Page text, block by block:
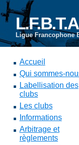
Ligue Francophone
Accueil
Qui sommes-
Labellisation des
clubs
Les clubs
Informations
Arbitrage et
règlements